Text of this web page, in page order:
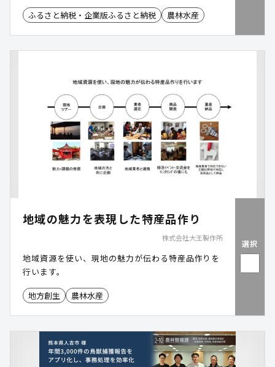
ふるさと納税・企業版ふるさと納税 農林水産
地域の魅力を表現した特産品作り
株式会社大王製作所
地域資源を使い、現地の魅力が伝わる特産品作りを
行います。
地方創生 農林水産
選択